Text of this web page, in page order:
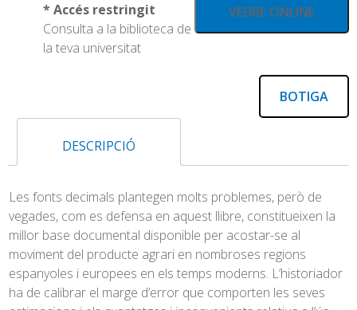
VEURE ONLINE
* Accés restringit
Consulta a la biblioteca de
la teva universitat
BOTIGA
DESCRIPCIÓ
Les fonts decimals plantegen molts problemes, però de
vegades, com es defensa en aquest llibre, constitueixen la
millor base documental disponible per acostar-se al
moviment del producte agrari en nombroses regions
espanyoles i europees en els temps moderns. L’historiador
ha de calibrar el marge d’error que comporten les seves